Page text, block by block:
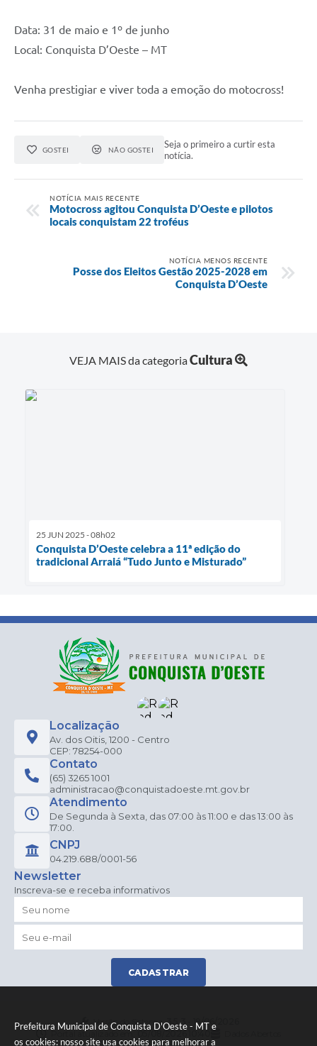
Prefeitura Municipal de Conquista D'Oeste - MT e
os cookies: nosso site usa cookies para melhorar a
Data: 31 de maio e 1º de junho
Local: Conquista D’Oeste – MT
Venha prestigiar e viver toda a emoção do motocross!
GOSTEI NÃO GOSTEI
Seja o primeiro a curtir esta
notícia.
NOTÍCIA MAIS RECENTE
Motocross agitou Conquista D’Oeste e pilotos
locais conquistam 22 troféus
NOTÍCIA MENOS RECENTE
Posse dos Eleitos Gestão 2025-2028 em
Conquista D’Oeste
VEJA MAIS da categoriaCultura
25 JUN 2025 - 08h02
Conquista D’Oeste celebra a 11ª edição do
tradicional Arraiá “Tudo Junto e Misturado”
Localização
Av. dos Oitis, 1200 - Centro
CEP: 78254-000
Contato
(65) 3265 1001
administracao@conquistadoeste.mt.gov.br
Atendimento
De Segunda à Sexta, das 07:00 às 11:00 e das 13:00 às
17:00.
CNPJ
04.219.688/0001-56
Newsletter
Inscreva-se e receba informativos
CADASTRAR
Versão do Sistema:3.5.3 - 19/06/2026
Portal atualizado em: